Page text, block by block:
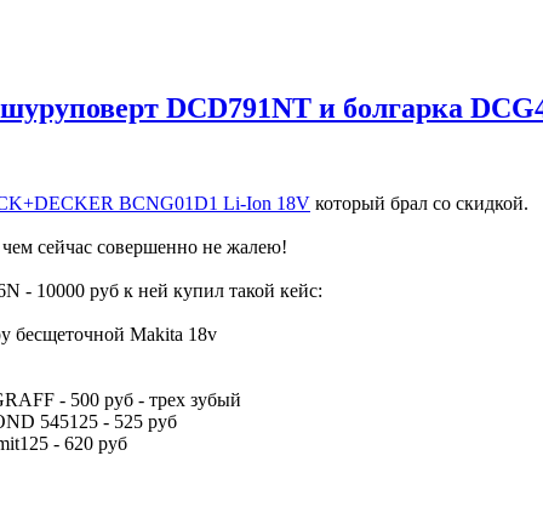
DCD791NT и болгарка
BCNG01D1 Li-Ion 18V который брал со скидкой.
сейчас совершенно не жалею!
- 10000 руб к ней купил такой кейс:
бесщеточной Makita 18v
- 500 руб - трех зубый
545125 - 525 руб
- 620 руб